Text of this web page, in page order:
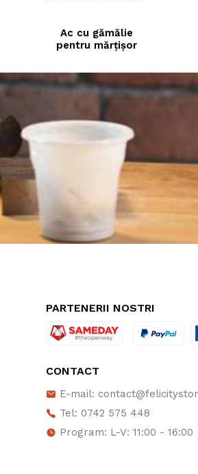
Ac cu gămălie
pentru mărțișor
PARTENERII NOSTRI
CONTACT
E-mail:
Tel: 0742 575 448
Program: L-V: 11:00 - 16:00